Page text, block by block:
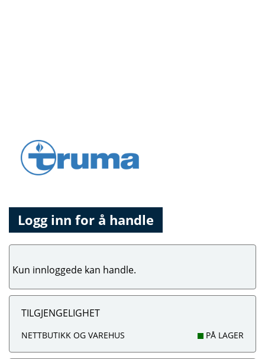
Logg inn for å handle
Kun innloggede kan handle.
TILGJENGELIGHET
NETTBUTIKK OG VAREHUS PÅ LAGER